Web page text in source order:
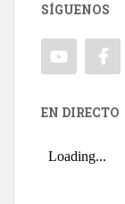
SÍGUENOS
EN DIRECTO